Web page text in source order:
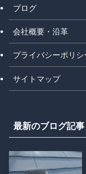
ブログ
会社概要・沿革
プライバシーポリシ
サイトマップ
最新のブログ記事